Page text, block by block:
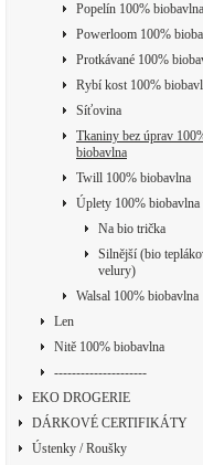
Popelín 100% biobavlna
Powerloom 100%
Protkávané 100%
Rybí kost 100%
Síťovina
Tkaniny bez úprav
biobavlna
Twill 100% biobavlna
Úplety 100% biobavlna
Na bio trička
Silnější (bio
velury)
Walsal 100% biobavlna
Len
Nitě 100% biobavlna
---------------------
EKO DROGERIE
DÁRKOVÉ CERTIFIKÁTY
Ústenky / Roušky